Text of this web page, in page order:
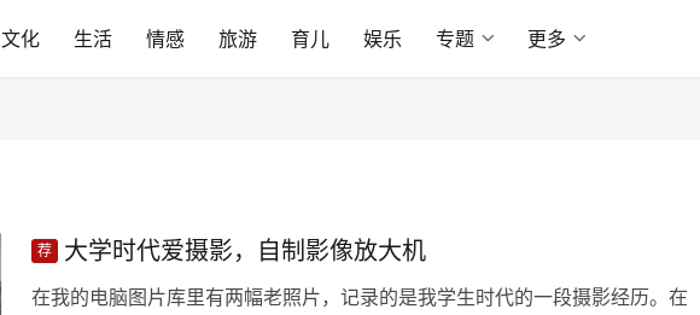
文化 生活 情感 旅游 育儿 娱乐 专题 更多
荐 大学时代爱摄影，自制影像放大机
在我的电脑图片库里有两幅老照片，记录的是我学生时代的一段摄影经历。在